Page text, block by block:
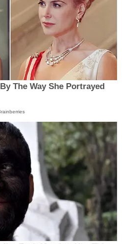
The Way She Portrayed